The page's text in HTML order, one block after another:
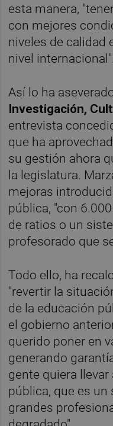
esta manera,
con mejores
niveles de calidad
nivel internacional".
Así lo ha
Investigación,
entrevista
que ha
su gestión ahora
la legislatura.
mejoras
pública, "con
de ratios o un
profesorado que
Todo ello, ha
"revertir la
de la educación
el gobierno
querido poner en
generando
gente quiera
pública, que es un
grandes